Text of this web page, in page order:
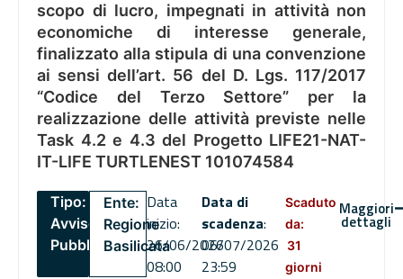
scopo di lucro, impegnati in attività non
economiche di interesse generale,
finalizzato alla stipula di una convenzione
ai sensi dell’art. 56 del D. Lgs. 117/2017
“Codice del Terzo Settore” per la
realizzazione delle attività previste nelle
Task 4.2 e 4.3 del Progetto LIFE21-NAT-
IT-LIFE TURTLENEST 101074584
Tipo:
Avviso
Pubblico
Ente:
Regione
Basilicata
Data
inizio:
26/06/2026
08:00
Data di
scadenza:
06/07/2026
23:59
Scaduto
da:
31
giorni
Maggiori
dettagli